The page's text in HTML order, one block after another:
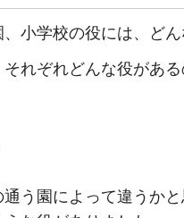
小学校の役には、ど
れぞれどんな役があ
う園によって違うか